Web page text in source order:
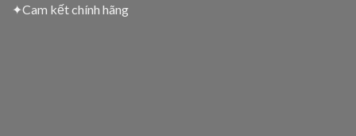
✦Cam kết chính hãng